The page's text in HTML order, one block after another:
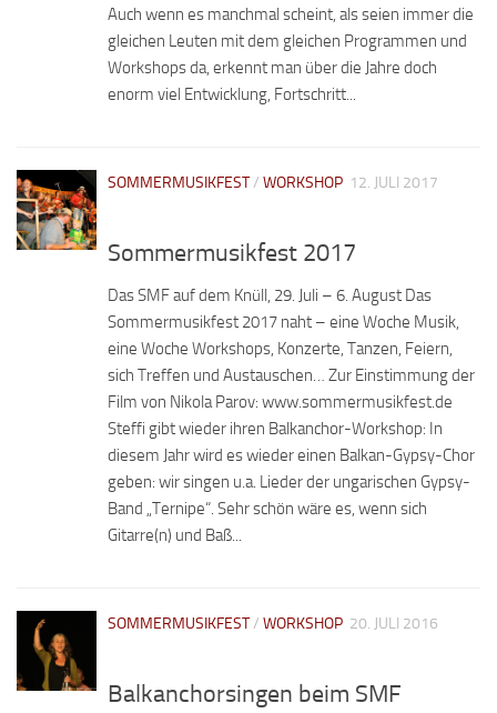
Auch wenn es manchmal scheint, als seien immer die
gleichen Leuten mit dem gleichen Programmen und
Workshops da, erkennt man über die Jahre doch
enorm viel Entwicklung, Fortschritt...
SOMMERMUSIKFEST/ WORKSHOP 12. JULI 2017
Sommermusikfest 2017
Das SMF auf dem Knüll, 29. Juli – 6. August Das
Sommermusikfest 2017 naht – eine Woche Musik,
eine Woche Workshops, Konzerte, Tanzen, Feiern,
sich Treffen und Austauschen… Zur Einstimmung der
Film von Nikola Parov: www.sommermusikfest.de
Steffi gibt wieder ihren Balkanchor-Workshop: In
diesem Jahr wird es wieder einen Balkan-Gypsy-Chor
geben: wir singen u.a. Lieder der ungarischen Gypsy-
Band „Ternipe“. Sehr schön wäre es, wenn sich
Gitarre(n) und Baß...
SOMMERMUSIKFEST/ WORKSHOP 20. JULI 2016
Balkanchorsingen beim SMF